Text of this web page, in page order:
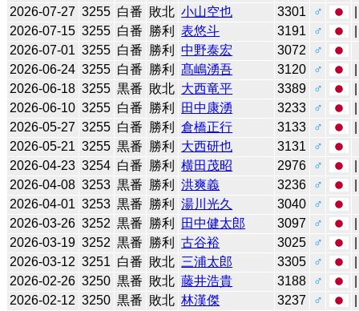
2026-07-27 3255 白番 敗北 小山空也 3301 ♂
2026-07-15 3255 白番 勝利 表悠斗 3191 ♂
2026-07-01 3255 白番 勝利 中野泰宏 3072
♂
2026-06-24 3255 白番 勝利 髙嶋湧吾 3120 ♂
2026-06-18 3255 黒番 敗北 大西竜平 3389 ♂
2026-06-10 3255 白番 勝利 田中康湧 3233 ♂
2026-05-27 3255 白番 勝利 倉橋正行 3133 ♂
2026-05-21 3255 黒番 勝利 大西研也 3131
♂
2026-04-23 3254 白番 勝利 横田茂昭 2976 ♂
2026-04-08 3253 黒番 勝利 洪爽義 3236 ♂
2026-04-01 3253 黒番 勝利 湯川光久 3040
♂
2026-03-26 3252 黒番 勝利 田中健太郎 3097 ♂
2026-03-19 3252 黒番 勝利 古谷裕 3025 ♂
2026-03-12 3251 白番 敗北 三浦太郎 3305 ♂
2026-02-26 3250 黒番 敗北 藤井浩貴 3188 ♂
2026-02-12 3250 黒番 敗北 林漢傑 3237 ♂